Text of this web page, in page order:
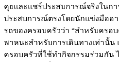
คุยและแชร์ประสบการณ์จริงในก
ประสบการณ์ตรงโดยนักแข่งมืออา
รถของครอบครัวว่า “สำหรับครอบ
พาหนะสำหรับการเดินทางเท่านั้
ครอบครัวที่ใช้ทำกิจกรรมร่วมกัน